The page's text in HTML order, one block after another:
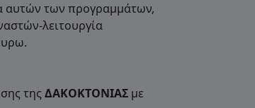
αυτών των προγραμμάτων,
λειτουργία
της ΔΑΚΟΚΤΟΝΙΑΣ με